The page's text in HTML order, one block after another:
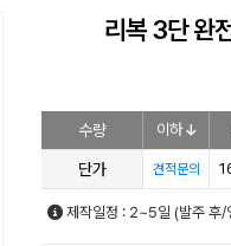
리복 3단 완
수량 이하
단가 견적문의
제작일정 : 2~5일 (발주 후/